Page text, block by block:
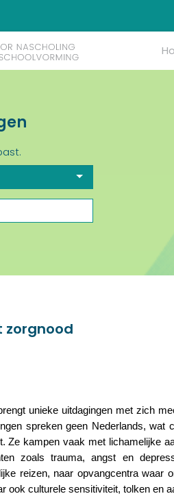
zorgnood
unieke uitdagingen met zich
spreken geen Nederlands,
Ze kampen vaak met lichamelijke
zoals trauma, angst en
reizen, naar opvangcentra
ook culturele sensitiviteit, tolken en